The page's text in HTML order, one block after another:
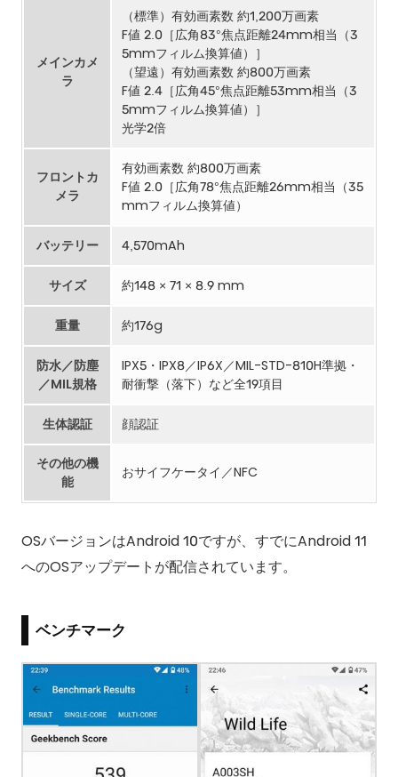
メインカメ
ラ
（標準）有効画素数 約1,200万画素
F値 2.0［広角83°焦点距離24mm相当（3
5mmフィルム換算値）］
（望遠）有効画素数 約800万画素
F値 2.4［広角45°焦点距離53mm相当（3
5mmフィルム換算値）］
光学2倍
フロントカ
メラ
有効画素数 約800万画素
F値 2.0［広角78°焦点距離26mm相当（35
mmフィルム換算値）
バッテリー 4,570mAh
サイズ 約148 × 71 × 8.9 mm
重量 約176g
防水／防塵
／MIL規格
IPX5・IPX8／IP6X／MIL-STD-810H準拠・
耐衝撃（落下）など全19項目
生体認証 顔認証
その他の機
能
おサイフケータイ／NFC
OSバージョンはAndroid 10ですが、すでにAndroid 11
へのOSアップデートが配信されています。
ベンチマーク